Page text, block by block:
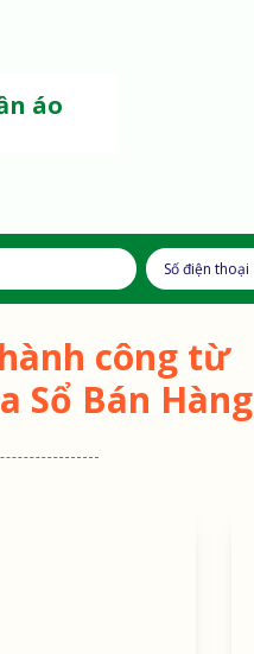
áo
công từ
Sổ Bán Hàng